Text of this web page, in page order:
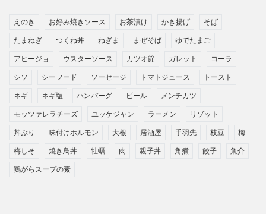
えのき お好み焼きソース お茶漬け かき揚げ そば
たまねぎ つくね丼 ねぎま まぜそば ゆでたまご
アヒージョ ウスターソース カツオ節 ガレット コーラ
シソ シーフード ソーセージ トマトジュース トースト
ネギ ネギ塩 ハンバーグ ビール メンチカツ
モッツァレラチーズ ユッケジャン ラーメン リゾット
丼ぶり 味付けホルモン 大根 居酒屋 手羽先 枝豆 梅
梅しそ 焼き鳥丼 牡蠣 肉 親子丼 角煮 餃子 魚介
鶏がらスープの素